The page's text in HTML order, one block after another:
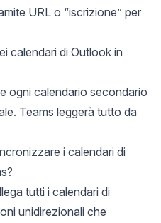
URL o “iscrizione” per
calendari di Outlook in
ogni calendario secondario
Teams leggerà tutto da
i calendari di
tutti i calendari di
unidirezionali che